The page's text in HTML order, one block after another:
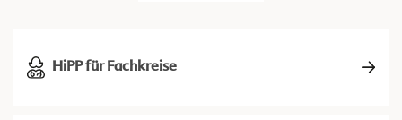
HiPP für Fachkreise